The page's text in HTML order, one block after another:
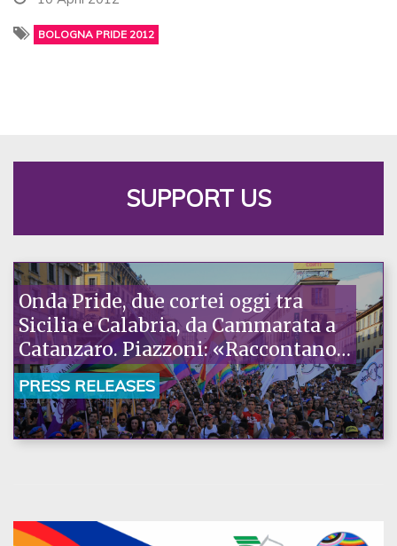
BOLOGNA PRIDE 2012
SUPPORT US
Onda Pride, due cortei oggi tra
Sicilia e Calabria, da Cammarata a
Catanzaro. Piazzoni: «Raccontano
la nostra ostinazione»
PRESS RELEASES